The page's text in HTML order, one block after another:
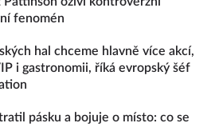
fenomén
hal chceme hlavně více akcí,
i gastronomii, říká evropský šéf
pásku a bojuje o místo: co se